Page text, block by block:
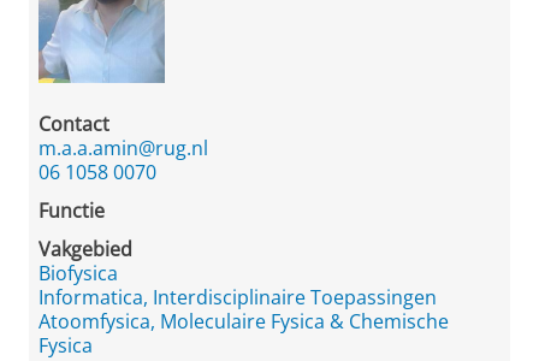
Contact
m.a.a.amin@rug.nl
06 1058 0070
Functie
Vakgebied
Biofysica
Informatica, Interdisciplinaire Toepassingen
Atoomfysica, Moleculaire Fysica & Chemische
Fysica